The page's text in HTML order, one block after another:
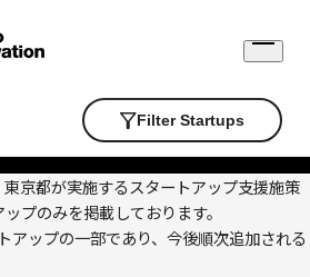
Open
Filter Startups
京都が実施するスタートアップ支援施策
プのみを掲載しております。
アップの一部であり、今後順次追加される